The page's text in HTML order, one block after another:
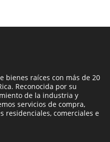
bienes raíces con más de 20
Reconocida por su
de la industria y
servicios de compra,
residenciales, comerciales e